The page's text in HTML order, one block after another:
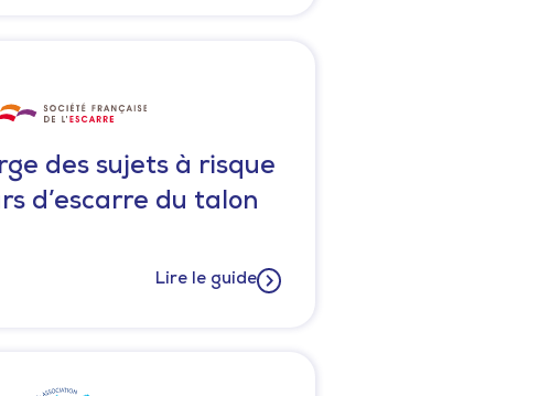
des sujets à risque
d’escarre du talon
Lire le guide